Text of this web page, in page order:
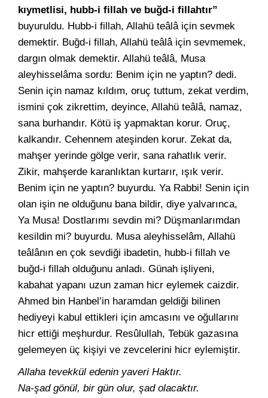
kıymetlisi, hubb-i fillah ve buğd-i fillahtır”
buyuruldu. Hubb-i fillah, Allahü teâlâ için sevmek
demektir. Buğd-i fillah, Allahü teâlâ için sevmemek,
dargın olmak demektir. Allahü teâlâ, Musa
aleyhisselâma sordu: Benim için ne yaptın? dedi.
Senin için namaz kıldım, oruç tuttum, zekat verdim,
ismini çok zikrettim, deyince, Allahü teâlâ, namaz,
sana burhandır. Kötü iş yapmaktan korur. Oruç,
kalkandır. Cehennem ateşinden korur. Zekat da,
mahşer yerinde gölge verir, sana rahatlık verir.
Zikir, mahşerde karanlıktan kurtarır, ışık verir.
Benim için ne yaptın? buyurdu. Ya Rabbi! Senin için
olan işin ne olduğunu bana bildir, diye yalvarınca,
Ya Musa! Dostlarımı sevdin mi? Düşmanlarımdan
kesildin mi? buyurdu. Musa aleyhisselâm, Allahü
teâlânın en çok sevdiği ibadetin, hubb-i fillah ve
buğd-i fillah olduğunu anladı. Günah işliyeni,
kabahat yapanı uzun zaman hicr eylemek caizdir.
Ahmed bin Hanbel’in haramdan geldiği bilinen
hediyeyi kabul ettikleri için amcasını ve oğullarını
hicr ettiği meşhurdur. Resûlullah, Tebük gazasına
gelemeyen üç kişiyi ve zevcelerini hicr eylemiştir.
Allaha tevekkül edenin yaveri Haktır.
Na-şad gönül, bir gün olur, şad olacaktır.